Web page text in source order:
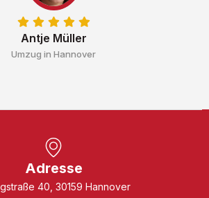
Antje Müller
Umzug in Hannover
Adresse
40, 30159 Hannover